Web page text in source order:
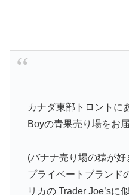
カナダ東部トロントに
Boyの青果売り場をお
(バナナ売り場の猿が
プライベートブランド
リカの Trader Joe’sに